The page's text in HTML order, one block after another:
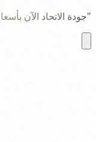
"جودة الاتحاد الآن